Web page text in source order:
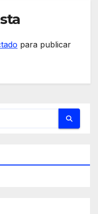
para publicar